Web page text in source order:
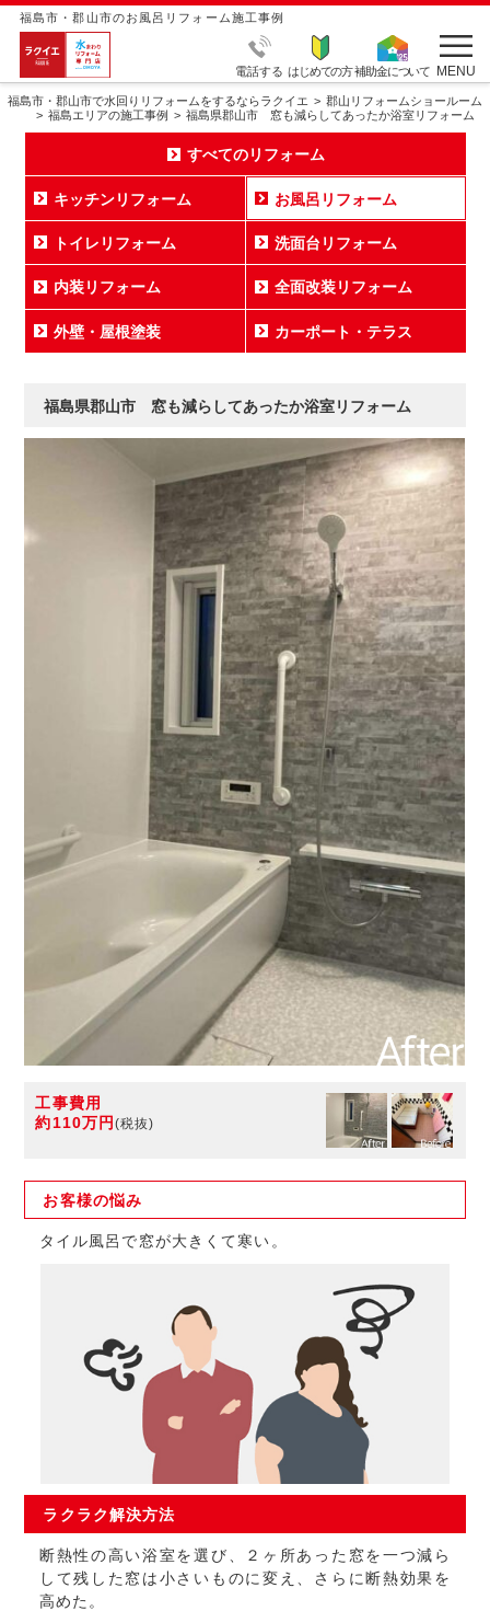
福島市・郡山市のお風呂リフォーム施工事例
電話する はじめての方補助金について MENU
福島市・郡山市で水回りリフォームをするならラクイエ
郡山リフォームショールーム
福島エリアの施工事例
福島県郡山市 窓も減らしてあったか浴室リフォーム
すべてのリフォーム
キッチンリフォーム お風呂リフォーム
トイレリフォーム 洗面台リフォーム
内装リフォーム 全面改装リフォーム
外壁・屋根塗装 カーポート・テラス
福島県郡山市 窓も減らしてあったか浴室リフォーム
工事費用
約110万円(税抜)
お客様の悩み
タイル風呂で窓が大きくて寒い。
ラクラク解決方法
断熱性の高い浴室を選び、２ヶ所あった窓を一つ減ら
して残した窓は小さいものに変え、さらに断熱効果を
高めた。